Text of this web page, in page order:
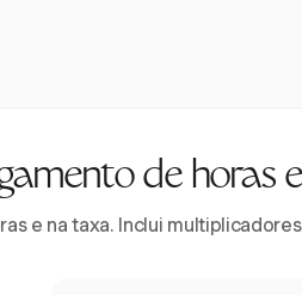
de horas
e na taxa. Inclui